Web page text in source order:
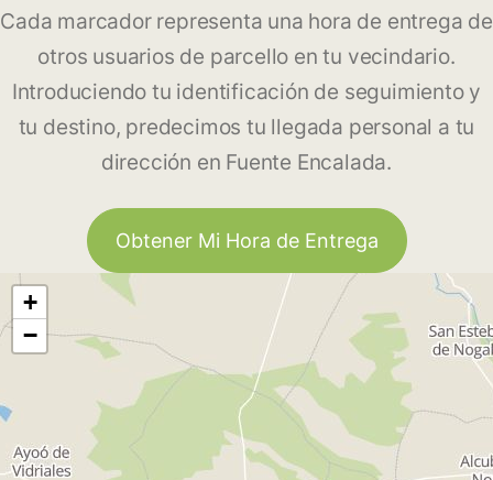
Cada marcador representa una hora de entrega de
otros usuarios de parcello en tu vecindario.
Introduciendo tu identificación de seguimiento y
tu destino, predecimos tu llegada personal a tu
dirección en Fuente Encalada.
Obtener Mi Hora de Entrega
+
−